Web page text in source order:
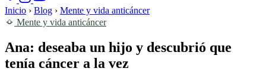
Inicio › Blog › Mente y vida anticáncer
Mente y vida anticáncer
Ana: deseaba un hijo y descubrió que
tenía cáncer a la vez